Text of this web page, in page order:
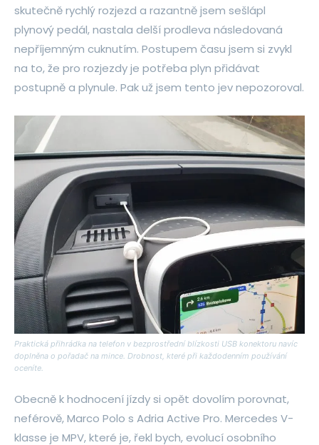
skutečně rychlý rozjezd a razantně jsem sešlápl
plynový pedál, nastala delší prodleva následovaná
nepříjemným cuknutím. Postupem času jsem si zvykl
na to, že pro rozjezdy je potřeba plyn přidávat
postupně a plynule. Pak už jsem tento jev nepozoroval.
Praktická přihrádka na telefon v bezprostřední blízkosti USB konektoru navíc
doplněna o pořadač na mince. Drobnost, které při každodenním používání
oceníte.
Obecně k hodnocení jízdy si opět dovolím porovnat,
neférově, Marco Polo s Adria Active Pro. Mercedes V-
klasse je MPV, které je, řekl bych, evolucí osobního